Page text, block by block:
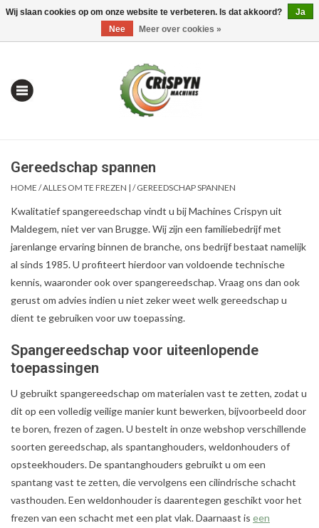
0 Artikelen - €0,00 Mijn account / Registreren
Home
| Alles om te Meten |
Alles om te Boren |
Alles om te Frezen |
Alles om te Draaien |
Alles om te Zagen |
Alles om te Lassen |
Schroefdraad snijden |
Gereedschap spannen
HOME /ALLES OM TE FREZEN | /GEREEDSCHAP SPANNEN
Kwalitatief spangereedschap vindt u bij Machines Crispyn uit
Maldegem, niet ver van Brugge. Wij zijn een familiebedrijf met
jarenlange ervaring binnen de branche, ons bedrijf bestaat namelijk
al sinds 1985. U profiteert hierdoor van voldoende technische
kennis, waaronder ook over spangereedschap. Vraag ons dan ook
gerust om advies indien u niet zeker weet welk gereedschap u
dient te gebruiken voor uw toepassing.
Spangereedschap voor uiteenlopende
toepassingen
U gebruikt spangereedschap om materialen vast te zetten, zodat u
dit op een volledig veilige manier kunt bewerken, bijvoorbeeld door
te boren, frezen of zagen. U bestelt in onze webshop verschillende
soorten gereedschap, als spantanghouders, weldonhouders of
opsteekhouders. De spantanghouders gebruikt u om een
spantang vast te zetten, die vervolgens een cilindrische schacht
vasthouden. Een weldonhouder is daarentegen geschikt voor het
frezen van een schacht met een plat vlak. Daarnaast is een
Wij slaan cookies op om onze website te verbeteren. Is dat akkoord?
Ja
Nee
Meer over cookies »